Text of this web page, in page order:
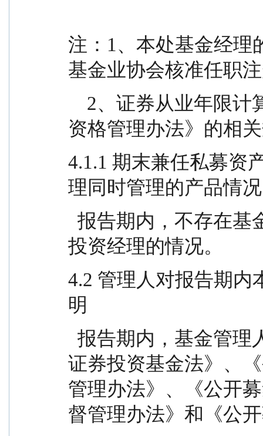
注：1、本处基金经理
基金业协会核准任职
资格管理办法》的相
4.1.1 期末兼任私募资
理同时管理的产品情况
投资经理的情况。
4.2 管理人对报告期内
明
证券投资基金法》、
管理办法》、《公开
督管理办法》和《公